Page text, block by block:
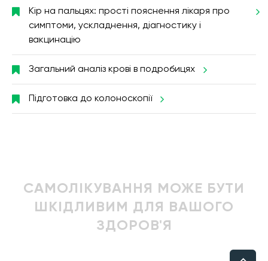
Кір на пальцях: прості пояснення лікаря про
симптоми, ускладнення, діагностику і
вакцинацію
Загальний аналіз крові в подробицях
Підготовка до колоноскопії
САМОЛІКУВАННЯ МОЖЕ БУТИ
ШКІДЛИВИМ ДЛЯ ВАШОГО
ЗДОРОВ'Я